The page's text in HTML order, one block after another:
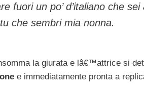
fuori un po’ d’italiano che
che sembri mia nonna.
la giurata e lâ€™attrice si
e immediatamente pronta a